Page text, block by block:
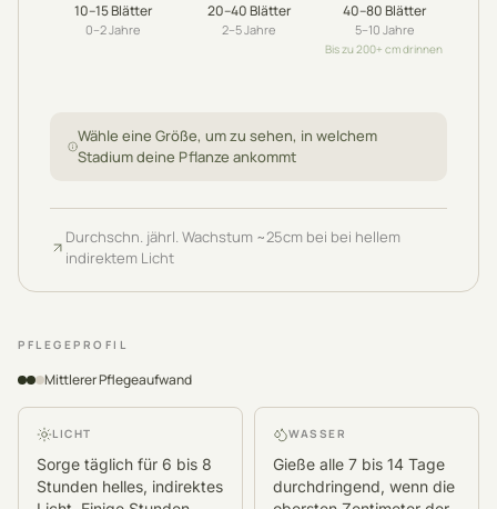
10–15Blätter
0–2Jahre
20–40Blätter
2–5Jahre
40–80Blätter
5–10 Jahre
Bis zu 200+ cm drinnen
Wähle eine Größe, um zu sehen, in welchem
Stadium deine Pflanze ankommt
Durchschn. jährl. Wachstum ~25cm bei bei hellem
indirektem Licht
PFLEGEPROFIL
Mittlerer Pflegeaufwand
LICHT
Sorge täglich für 6 bis 8
Stunden helles, indirektes
WASSER
Gieße alle 7 bis 14 Tage
durchdringend, wenn die